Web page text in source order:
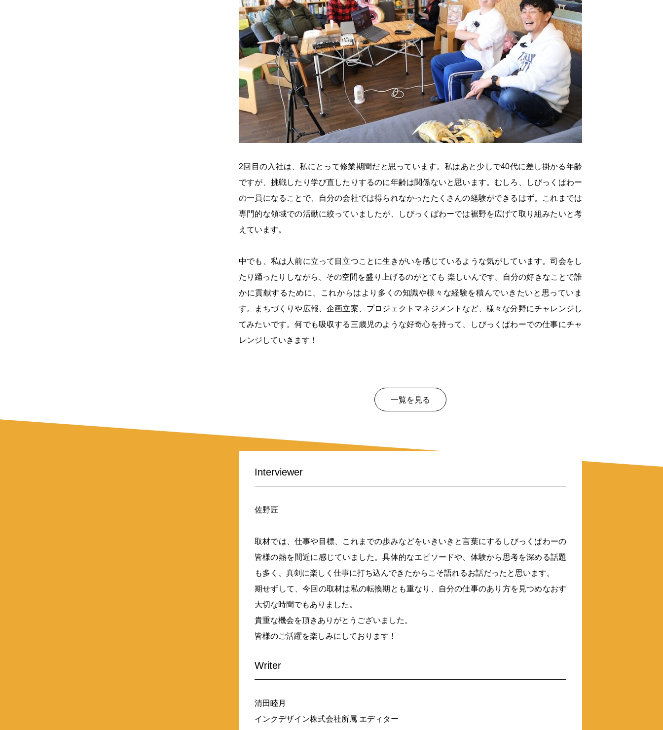
2回目の入社は、私にとって修業期間だと思っています。私はあと少しで40代に差し掛かる年齢
ですが、挑戦したり学び直したりするのに年齢は関係ないと思います。むしろ、しびっくぱわー
の一員になることで、自分の会社では得られなかったたくさんの経験ができるはず。これまでは
専門的な領域での活動に絞っていましたが、しびっくぱわーでは裾野を広げて取り組みたいと考
えています。
中でも、私は人前に立って目立つことに生きがいを感じているような気がしています。司会をし
たり踊ったりしながら、その空間を盛り上げるのがとても 楽しいんです。自分の好きなことで誰
かに貢献するために、これからはより多くの知識や様々な経験を積んでいきたいと思っていま
す。まちづくりや広報、企画立案、プロジェクトマネジメントなど、様々な分野にチャレンジし
てみたいです。何でも吸収する三歳児のような好奇心を持って、しびっくぱわーでの仕事にチャ
レンジしていきます！
一覧を見る
Interviewer
佐野匠
取材では、仕事や目標、これまでの歩みなどをいきいきと言葉にするしびっくぱわーの
皆様の熱を間近に感じていました。具体的なエピソードや、体験から思考を深める話題
も多く、真剣に楽しく仕事に打ち込んできたからこそ語れるお話だったと思います。
期せずして、今回の取材は私の転換期とも重なり、自分の仕事のあり方を見つめなおす
大切な時間でもありました。
貴重な機会を頂きありがとうございました。
皆様のご活躍を楽しみにしております！
Writer
清田睦月
インクデザイン株式会社所属 エディター